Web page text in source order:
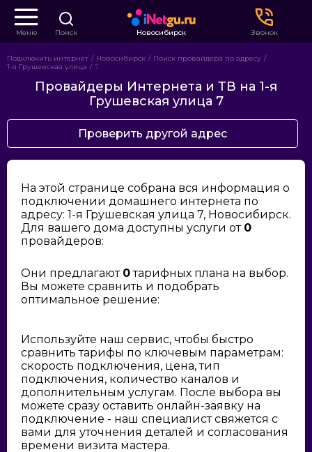
Меню Поиск Новосибирск Звонок
Подключить интернет Новосибирск
Поиск провайдера по адресу
1-я Грушевская улица
7
Провайдеры Интернета и ТВ на 1-я
Грушевская улица 7
Проверить другой адрес
На этой странице собрана вся информация о
подключении домашнего интернета по
адресу: 1-я Грушевская улица 7, Новосибирск.
Для вашего дома доступны услуги от 0
провайдеров:
Они предлагают 0тарифных плана на выбор.
Вы можете сравнить и подобрать
оптимальное решение:
Используйте наш сервис, чтобы быстро
сравнить тарифы по ключевым параметрам:
скорость подключения, цена, тип
подключения, количество каналов и
дополнительным услугам. После выбора вы
можете сразу оставить онлайн-заявку на
подключение - наш специалист свяжется с
вами для уточнения деталей и согласования
времени визита мастера.